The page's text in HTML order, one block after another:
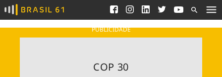
Ver todas as notícias
Podcasts
Saneamento
Indicadores
Blog
PUBLICIDADE
COP 30